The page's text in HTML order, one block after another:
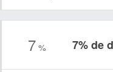
7% 7% de